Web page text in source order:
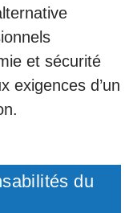
et sécurité
exigences d’un
du